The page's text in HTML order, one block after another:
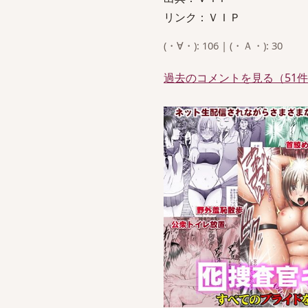
リンク：ＶＩＰ
(・∀・): 106 | (・Ａ・): 30
過去のコメントを見る（51